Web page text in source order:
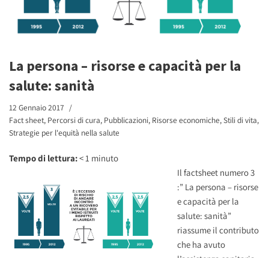
La persona – risorse e capacità per la
salute: sanità
12 Gennaio 2017
Fact sheet, Percorsi di cura, Pubblicazioni, Risorse economiche,Stili di vita,
Strategie per l'equità nella salute
Tempo di lettura:< 1 minuto
Il factsheet numero 3
:” La persona – risorse
e capacità per la
salute: sanità”
riassume il contributo
che ha avuto